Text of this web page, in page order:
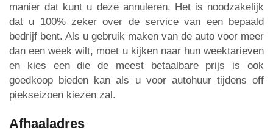
manier dat kunt u deze annuleren. Het is noodzakelijk
dat u 100% zeker over de service van een bepaald
bedrijf bent. Als u gebruik maken van de auto voor meer
dan een week wilt, moet u kijken naar hun weektarieven
en kies een die de meest betaalbare prijs is ook
goedkoop bieden kan als u voor autohuur tijdens off
piekseizoen kiezen zal.
Afhaaladres